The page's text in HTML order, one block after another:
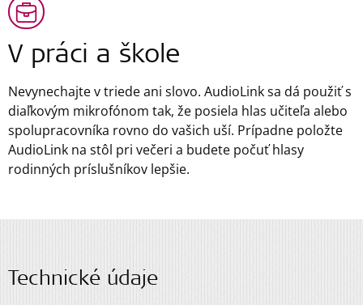
V práci a škole
Nevynechajte v triede ani slovo. AudioLink sa dá použiť s
diaľkovým mikrofónom tak, že posiela hlas učiteľa alebo
spolupracovníka rovno do vašich uší. Prípadne položte
AudioLink na stôl pri večeri a budete počuť hlasy
rodinných príslušníkov lepšie.
Technické údaje